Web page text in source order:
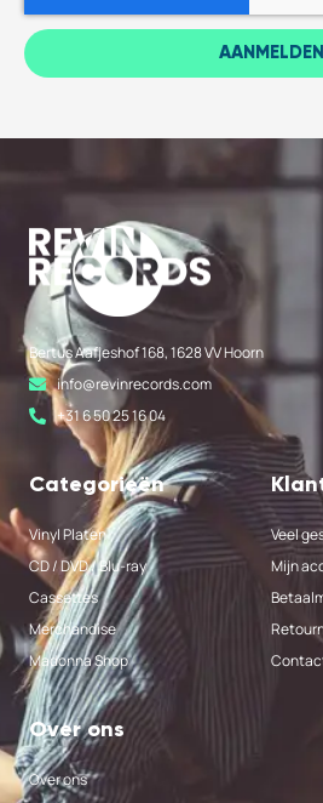
AANMELDEN
Bertus Aafjeshof 168, 1628 VV Hoorn
info@revinrecords.com
+31 6 50 25 16 04
Categorieën
Vinyl Platen
CD / DVD / Blu-ray
Cassettes
Merchandise
Madonna Shop
Veel
Mijn
Over ons
Over ons